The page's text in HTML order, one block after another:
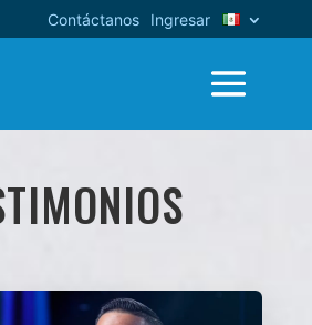
Contáctanos Ingresar